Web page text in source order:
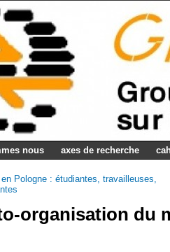
nous axes de recherche
Pologne : étudiantes, travailleuses,
organisation du